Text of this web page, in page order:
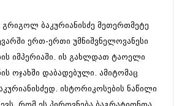
ბაკურიანისძე მეთერთმეტე
ერთ-ერთი უმნიშვნელოვანესი
იმპერიაში. ის გახლდათ ტაოელი
ოჯახში დაბადებული. ამიტომაც
ისტორიკოსების ნაწილი